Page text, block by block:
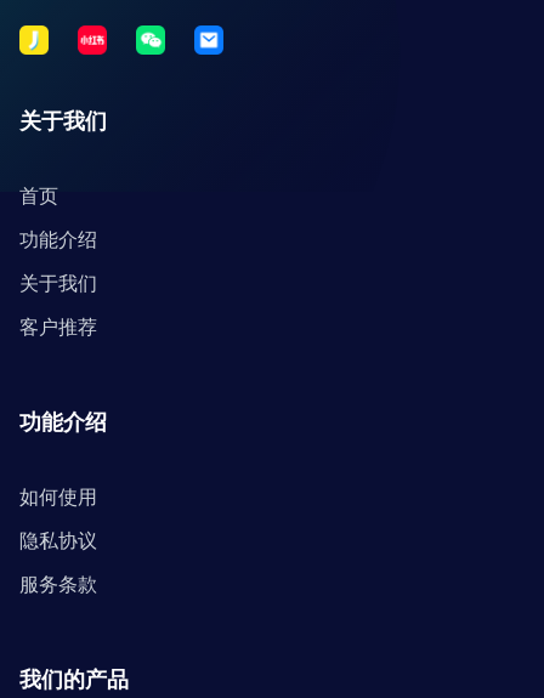
关于我们
首页
功能介绍
关于我们
客户推荐
功能介绍
如何使用
隐私协议
服务条款
我们的产品